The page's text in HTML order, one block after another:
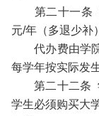
第二十一条
元/年（多退少补
代办费由学
每学年按实际发
第二十二条
学生必须购买大